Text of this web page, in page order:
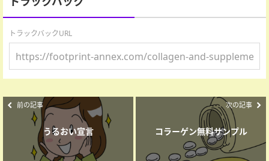
トラックバックURL
前の記事
うるおい宣言
次の記事
コラーゲン無料サンプル